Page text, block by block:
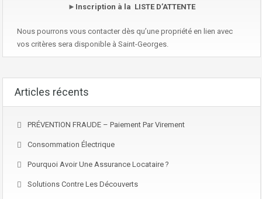
► Inscription à la LISTE D’ATTENTE
Nous pourrons vous contacter dès qu’une propriété en lien avec
vos critères sera disponible à Saint-Georges.
Articles récents
PRÉVENTION FRAUDE – Paiement Par Virement
Consommation Électrique
Pourquoi Avoir Une Assurance Locataire ?
Solutions Contre Les Découverts